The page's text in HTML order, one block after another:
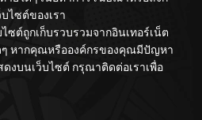
ไซต์ของเรา
ต์ถูกเก็บรวบรวมจากอินเทอร์เน็ต
ๆ หากคุณหรือองค์กรของคุณมีปัญหา
งบนเว็บไซต์ กรุณาติดต่อเราเพื่อ